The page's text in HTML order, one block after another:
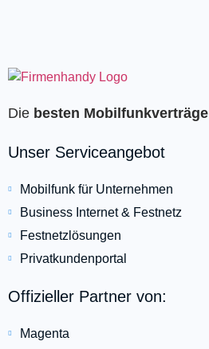
Die besten Mobilfunkverträge
Unser Serviceangebot
Mobilfunk für Unternehmen
Business Internet & Festnetz
Festnetzlösungen
Privatkundenportal
Offizieller Partner von:
Magenta